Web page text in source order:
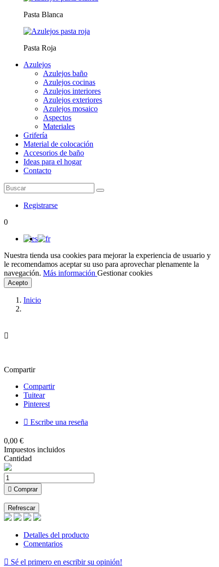
Pasta Blanca
Pasta Roja
Azulejos
Azulejos baño
Azulejos cocinas
Azulejos interiores
Azulejos exteriores
Azulejos mosaico
Aspectos
Materiales
Grifería
Material de colocación
Accesorios de baño
Ideas para el hogar
Contacto
Registrarse
0
Nuestra tienda usa cookies para mejorar la experiencia de usuario y
le recomendamos aceptar su uso para aprovechar plenamente la
navegación. Más información Gestionar cookies
Acepto
Inicio

Compartir
Compartir
Tuitear
Pinterest
 Escribe una reseña
0,00 €
Impuestos incluidos
Cantidad
 Comprar
Detalles del producto
Comentarios
 Sé el primero en escribir su opinión!